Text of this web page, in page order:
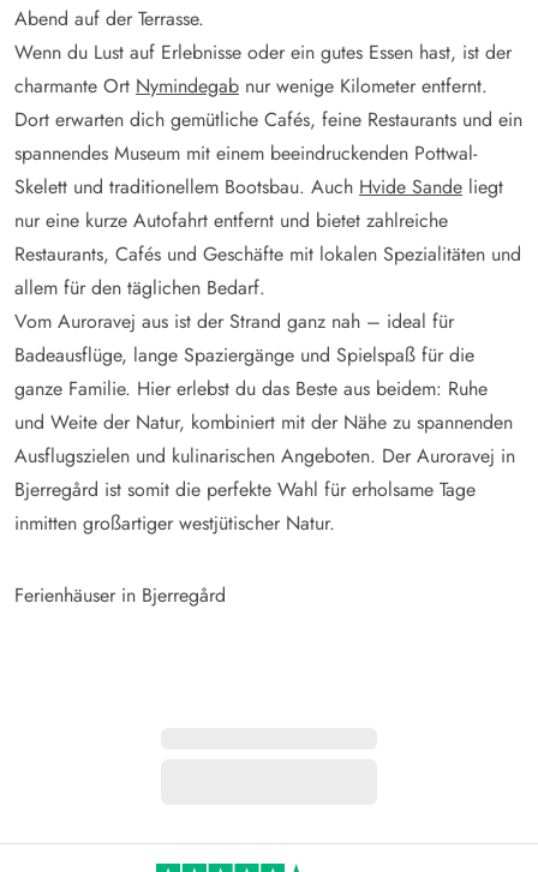
Abend auf der Terrasse.
Wenn du Lust auf Erlebnisse oder ein gutes Essen hast, ist der
charmante Ort Nymindegab nur wenige Kilometer entfernt.
Dort erwarten dich gemütliche Cafés, feine Restaurants und ein
spannendes Museum mit einem beeindruckenden Pottwal-
Skelett und traditionellem Bootsbau. Auch Hvide Sande liegt
nur eine kurze Autofahrt entfernt und bietet zahlreiche
Restaurants, Cafés und Geschäfte mit lokalen Spezialitäten und
allem für den täglichen Bedarf.
Vom Auroravej aus ist der Strand ganz nah – ideal für
Badeausflüge, lange Spaziergänge und Spielspaß für die
ganze Familie. Hier erlebst du das Beste aus beidem: Ruhe
und Weite der Natur, kombiniert mit der Nähe zu spannenden
Ausflugszielen und kulinarischen Angeboten. Der Auroravej in
Bjerregård ist somit die perfekte Wahl für erholsame Tage
inmitten großartiger westjütischer Natur.
Ferienhäuser in Bjerregård